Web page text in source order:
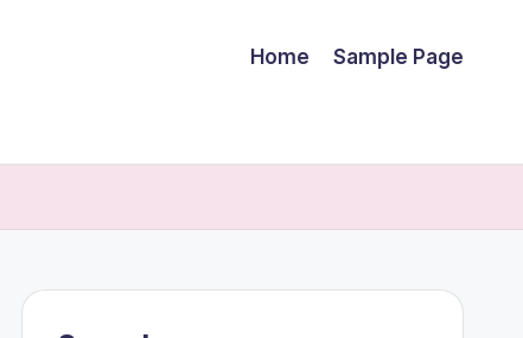
Home Sample Page